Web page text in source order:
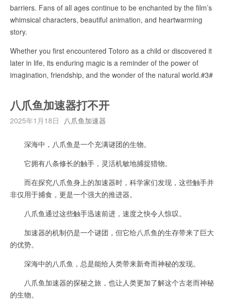
barriers. Fans of all ages continue to be enchanted by the film’s
whimsical characters, beautiful animation, and heartwarming
story.
Whether you first encountered Totoro as a child or discovered it
later in life, its enduring magic is a reminder of the power of
imagination, friendship, and the wonder of the natural world.#3#
八爪鱼加速器打不开
2025年1月18日 八爪鱼加速器
深海中，八爪鱼是一个充满谜团的生物。
它拥有八条修长的触手，灵活机敏地捕捉猎物。
而在探究八爪鱼身上的加速器时，科学家们发现，这些触手并
非仅用于捕食，更是一个强大的推进器。
八爪鱼通过这些触手迅速前进，速度之快令人惊叹。
加速器的机制仍是一个谜团，但它给八爪鱼的生存带来了巨大
的优势。
深海中的八爪鱼，总是能给人类带来新奇而神秘的发现。
八爪鱼加速器的探秘之旅，也让人类更加了解这个古老而神秘
的生物。